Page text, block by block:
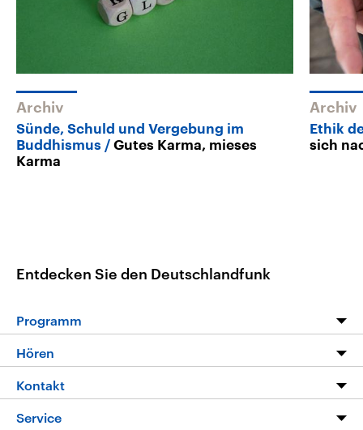
Archiv
Sünde, Schuld und Vergebung im
Buddhismus
Gutes Karma, mieses
Karma
Archiv
Ethik
sich
Entdecken Sie den Deutschlandfunk
Programm
Programm
Die Nachrichten
Nachrichtenleicht
Hören
Livestream
Kontakt
Hörerservice
Service